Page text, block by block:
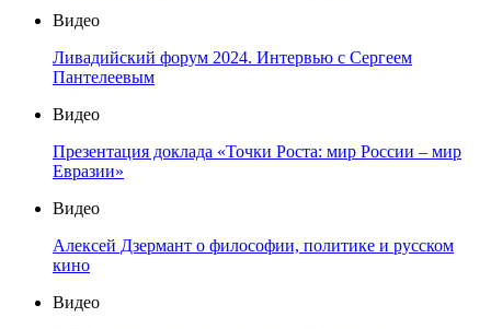
Видео
Ливадийский форум 2024. Интервью с Сергеем
Пантелеевым
Видео
Презентация доклада «Точки Роста: мир России – мир
Евразии»
Видео
Алексей Дзермант о философии, политике и русском
кино
Видео